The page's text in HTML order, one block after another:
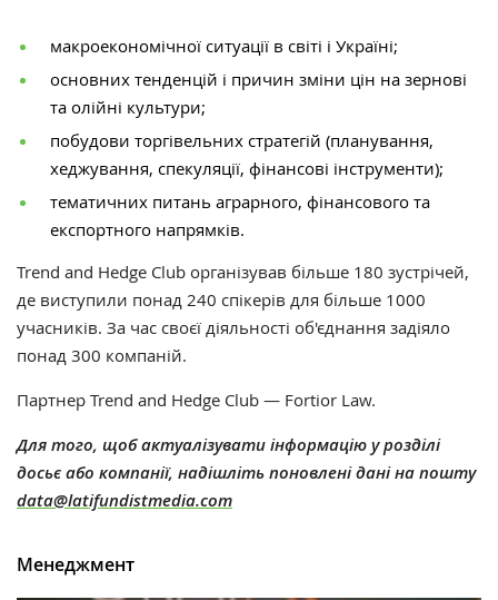
макроекономічної ситуації в світі і Україні;
основних тенденцій і причин зміни цін на зернові
та олійні культури;
побудови торгівельних стратегій (планування,
хеджування, спекуляції, фінансові інструменти);
тематичних питань аграрного, фінансового та
експортного напрямків.
Trend and Hedge Club організував більше 180 зустрічей,
де виступили понад 240 спікерів для більше 1000
учасників. За час своєї діяльності об'єднання задіяло
понад 300 компаній.
Партнер Trend and Hedge Club — Fortior Law.
Для того, щоб актуалізувати інформацію у розділі
досьє або компанії, надішліть поновлені дані на пошту
data@latifundistmedia.com
Менеджмент